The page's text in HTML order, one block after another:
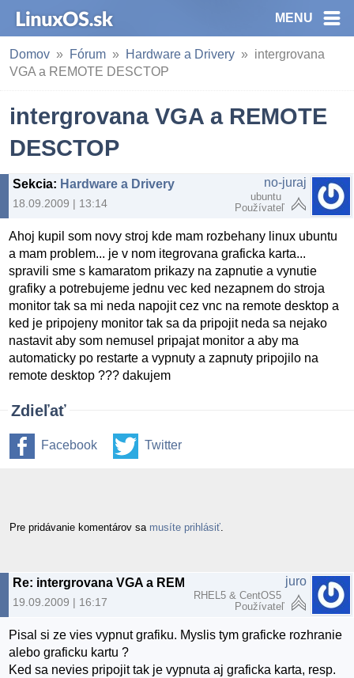
MENU
Domov Fórum Hardware a Drivery
intergrovana
VGA a REMOTE DESCTOP
intergrovana VGA a REMOTE
DESCTOP
Sekcia: Hardware a Drivery
18.09.2009 | 13:14
no-juraj
ubuntu
Používateľ
Ahoj kupil som novy stroj kde mam rozbehany linux ubuntu
a mam problem... je v nom itegrovana graficka karta...
spravili sme s kamaratom prikazy na zapnutie a vynutie
grafiky a potrebujeme jednu vec ked nezapnem do stroja
monitor tak sa mi neda napojit cez vnc na remote desktop a
ked je pripojeny monitor tak sa da pripojit neda sa nejako
nastavit aby som nemusel pripajat monitor a aby ma
automaticky po restarte a vypnuty a zapnuty pripojilo na
remote desktop ??? dakujem
Zdieľať
Facebook Twitter
Pre pridávanie komentárov sa musíte prihlásiť
19.09.2009 | 16:17
juro
RHEL5 & CentOS5
Používateľ
Pisal si ze vies vypnut grafiku. Myslis tym graficke rozhranie
alebo graficku kartu ?
Ked sa nevies pripojit tak je vypnuta aj graficka karta, resp.